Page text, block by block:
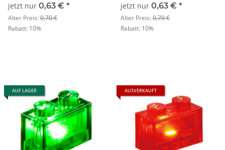
jetzt nur 0,63 € *
Alter Preis:0,70 €
Rabatt: 10%
jetzt nur 0,63 € *
Alter Preis:0,70 €
Rabatt: 10%
AUF LAGER AUSVERKAUFT